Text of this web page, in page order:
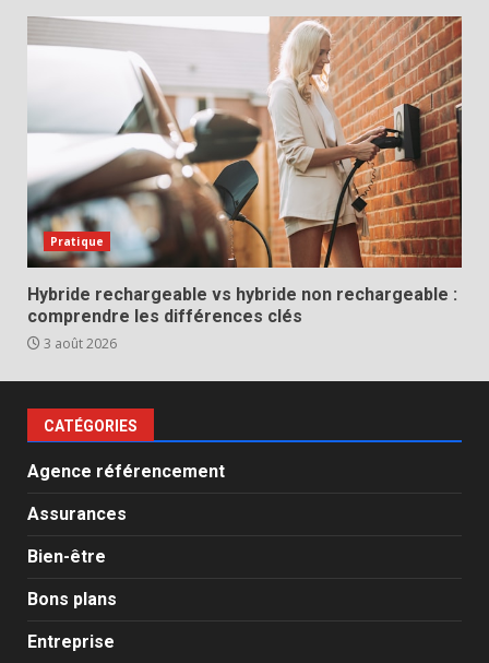
Pratique
Hybride rechargeable vs hybride non rechargeable :
comprendre les différences clés
3 août 2026
CATÉGORIES
Agence référencement
Assurances
Bien-être
Bons plans
Entreprise